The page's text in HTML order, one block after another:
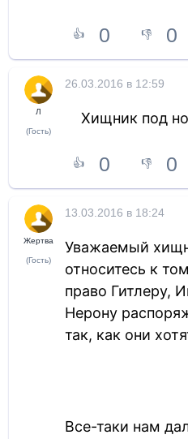
👍 0 👎 0
Л
(Гость)
26.03.2016 в 12:59
Хищник под
👍 0 👎 0
Жертва
(Гость)
13.03.2016 в 18:24
Уважаемый
относитесь к
право Гитлеру,
Нерону
так, как они
Все-таки нам